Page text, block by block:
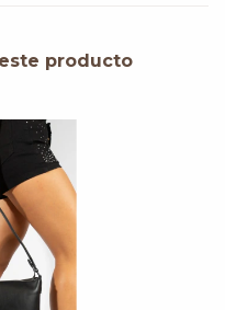
producto